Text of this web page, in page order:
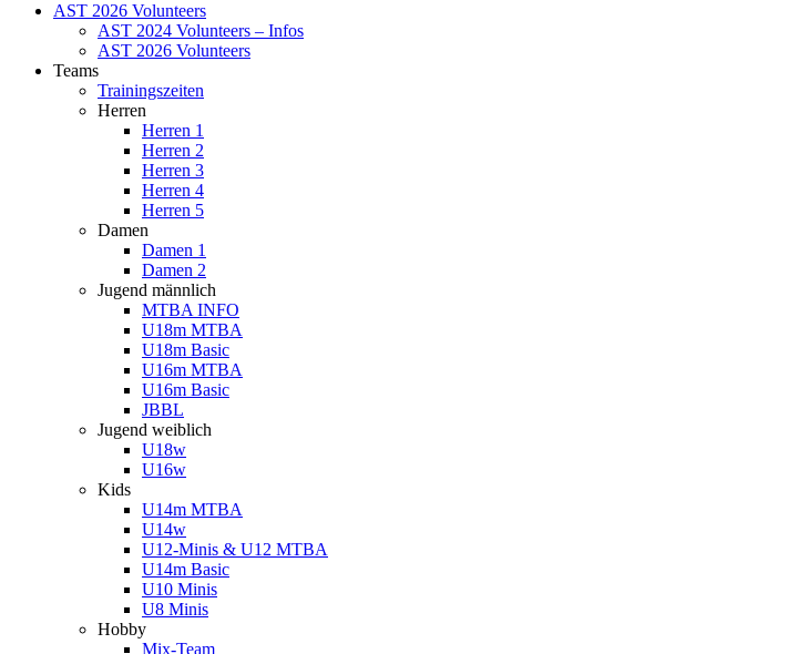
AST 2026 Volunteers
AST 2024 Volunteers – Infos
AST 2026 Volunteers
Teams
Trainingszeiten
Herren
Herren 1
Herren 2
Herren 3
Herren 4
Herren 5
Damen
Damen 1
Damen 2
Jugend männlich
MTBA INFO
U18m MTBA
U18m Basic
U16m MTBA
U16m Basic
JBBL
Jugend weiblich
U18w
U16w
Kids
U14m MTBA
U14w
U12-Minis & U12 MTBA
U14m Basic
U10 Minis
U8 Minis
Hobby
Mix-Team